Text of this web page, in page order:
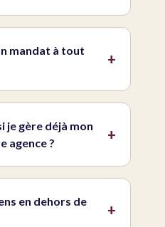
mandat à tout
+
je gère déjà mon
agence ?
+
en dehors de
+